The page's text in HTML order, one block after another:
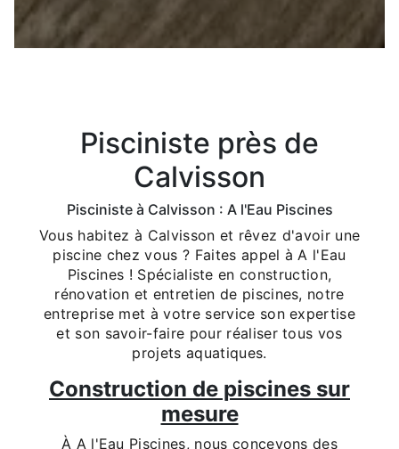
Pisciniste près de
Calvisson
Pisciniste à Calvisson : A l'Eau Piscines
Vous habitez à Calvisson et rêvez d'avoir une
piscine chez vous ? Faites appel à A l'Eau
Piscines ! Spécialiste en construction,
rénovation et entretien de piscines, notre
entreprise met à votre service son expertise
et son savoir-faire pour réaliser tous vos
projets aquatiques.
Construction de piscines sur
mesure
À A l'Eau Piscines, nous concevons des